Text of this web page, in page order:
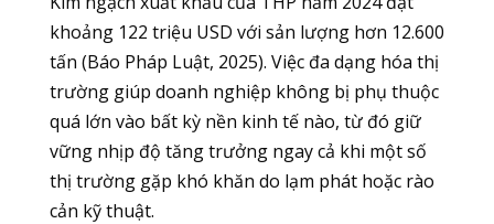
khoảng 122 triệu USD với sản lượng hơn 12.600
tấn (Báo Pháp Luật, 2025). Việc đa dạng hóa thị
trường giúp doanh nghiệp không bị phụ thuộc
quá lớn vào bất kỳ nền kinh tế nào, từ đó giữ
vững nhịp độ tăng trưởng ngay cả khi một số
thị trường gặp khó khăn do lạm phát hoặc rào
cản kỹ thuật.